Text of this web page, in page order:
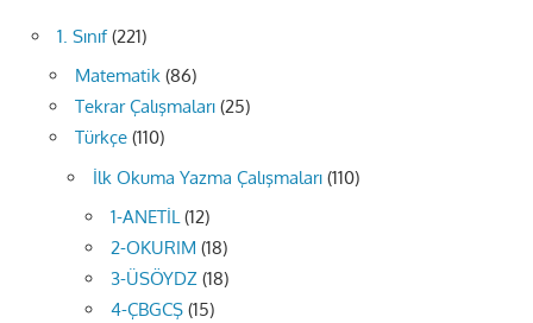
1. Sınıf(221)
Matematik (86)
Tekrar Çalışmaları (25)
Türkçe (110)
İlk Okuma Yazma Çalışmaları (110)
1-ANETİL(12)
2-OKURIM (18)
3-ÜSÖYDZ (18)
4-ÇBGCŞ (15)